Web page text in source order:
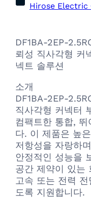
Hirose Electric
DF1BA-2EP-
뢰성 직사각형 커
넥트 솔루션
소개
DF1BA-2EP-
직사각형 커넥터
컴팩트한 통합,
다. 이 제품은 높
저항성을 자랑하
안정적인 성능을
공간 제약이 있는
고속 또는 전력
도록 지원합니다.